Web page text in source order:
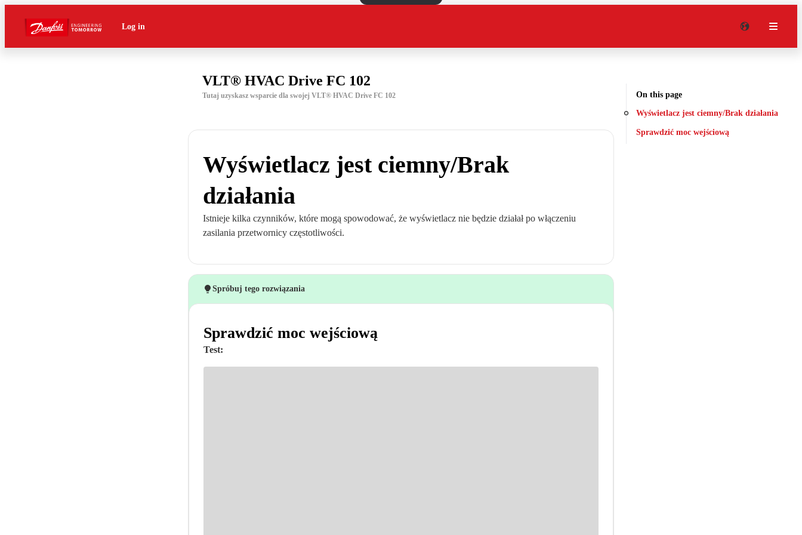
Log in
VLT® HVAC Drive FC 102
Tutaj uzyskasz wsparcie dla swojej VLT® HVAC Drive FC 102
Wyświetlacz jest ciemny/Brak
działania
Istnieje kilka czynników, które mogą spowodować, że wyświetlacz nie będzie działał po włączeniu
zasilania przetwornicy częstotliwości.
Spróbuj tego rozwiązania
Sprawdzić moc wejściową
Test:
On this page
Wyświetlacz jest ciemny/Brak działania
Sprawdzić moc wejściową